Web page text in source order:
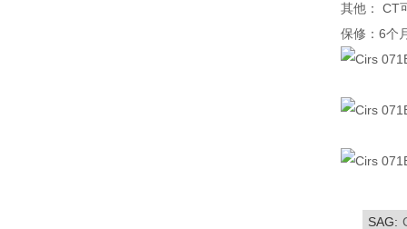
其他： CT
保修：6个
SAG: